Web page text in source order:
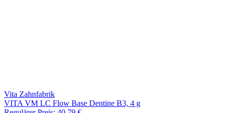
Vita Zahnfabrik
VITA VM LC Flow Base Dentine B3, 4 g